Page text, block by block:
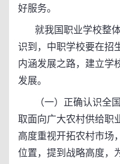
好服务。
就我国职业学校整体
识到，中职学校要在招
内涵发展之路，建立学
发展。
（一）正确认识全国
取面向广大农村供给职
高度重视开拓农村市场
位置，提到战略高度，